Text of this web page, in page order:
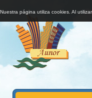
Nuestra página utiliza cookies. Al